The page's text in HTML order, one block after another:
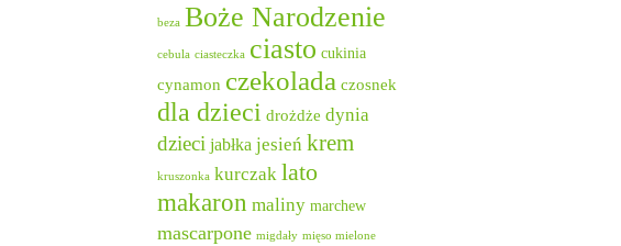
beza Boże Narodzenie
cebula ciasteczka ciasto cukinia
cynamon czekolada czosnek
dla dzieci drożdże dynia
dzieci jabłka jesień krem
kruszonka kurczak lato
makaron maliny marchew
mascarpone migdały mięso mielone